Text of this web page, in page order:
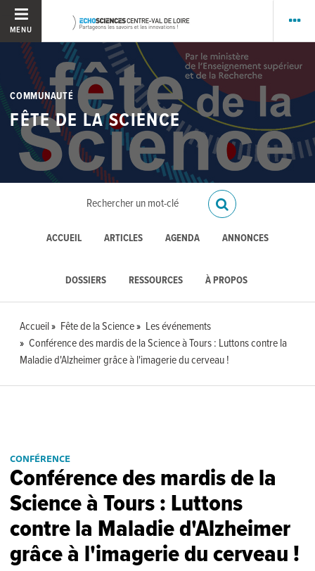
MENU
COMMUNAUTÉ
FÊTE DE LA SCIENCE
ACCUEIL ARTICLES AGENDA ANNONCES
DOSSIERS RESSOURCES À PROPOS
Accueil Fête de la Science
Les événements
Conférence des mardis de la Science à Tours : Luttons contre la
Maladie d'Alzheimer grâce à l'imagerie du cerveau !
CONFÉRENCE
Conférence des mardis de la
Science à Tours : Luttons
contre la Maladie d'Alzheimer
grâce à l'imagerie du cerveau !